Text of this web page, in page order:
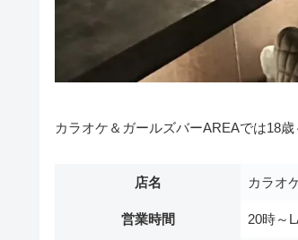
カラオケ＆ガールズバーAREAでは18
店名 カラオ
営業時間 20時～